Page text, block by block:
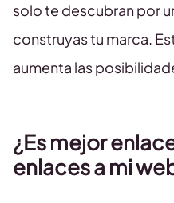
solo te descubran por
construyas tu marca.
aumenta las
¿Es mejor
enlaces a mi